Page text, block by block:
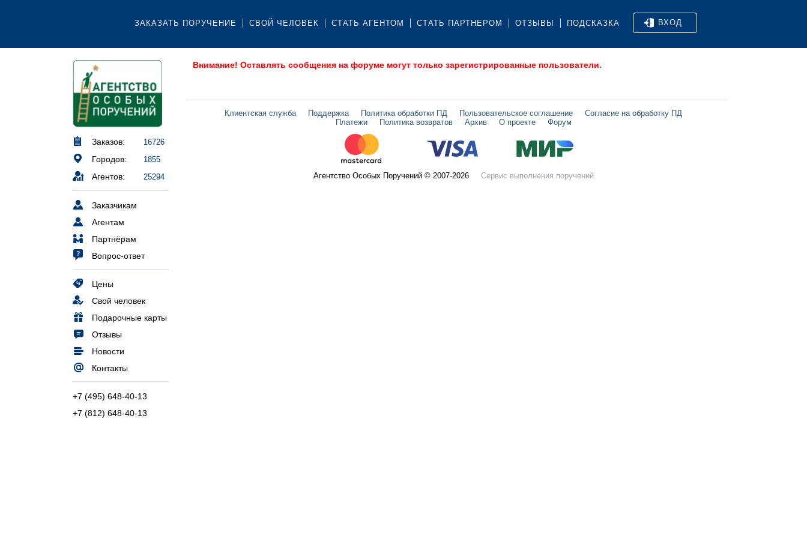
ЗАКАЗАТЬ ПОРУЧЕНИЕ СВОЙ ЧЕЛОВЕК СТАТЬ АГЕНТОМ СТАТЬ ПАРТНЕРОМ ОТЗЫВЫ ПОДСКАЗКА ВХОД
Заказов: 16726
Городов: 1855
Агентов: 25294
Заказчикам
Агентам
Партнёрам
Вопрос-ответ
Цены
Свой человек
Подарочные карты
Отзывы
Новости
Контакты
+7 (495) 648-40-13
+7 (812) 648-40-13
Внимание! Оставлять сообщения на форуме могут только зарегистрированные пользователи.
Клиентская служба Поддержка Политика обработки ПД Пользовательское соглашение
Согласие на обработку ПД
Платежи
Политика возвратов Архив О проекте Форум
Агентство Особых Поручений © 2007-2026 Сервис выполнения поручений